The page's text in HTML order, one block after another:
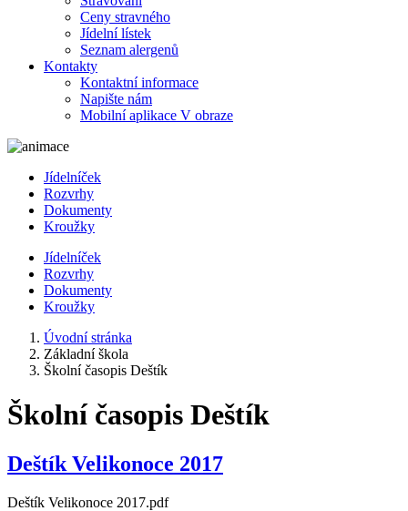
Ceny stravného
Jídelní lístek
Seznam alergenů
Kontakty
Kontaktní informace
Napište nám
Mobilní aplikace V obraze
Jídelníček
Rozvrhy
Dokumenty
Kroužky
Jídelníček
Rozvrhy
Dokumenty
Kroužky
Úvodní stránka
Základní škola
Školní časopis Deštík
Školní časopis Deštík
Deštík Velikonoce 2017
Deštík Velikonoce 2017.pdf